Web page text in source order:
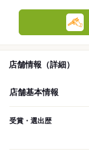
店舗情報（詳細）
店舗基本情報
受賞・選出歴